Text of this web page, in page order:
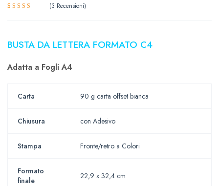
recensioni
3 Recensioni
BUSTA DA LETTERA FORMATO C4
Adatta a Fogli A4
Carta 90 g carta offset bianca
Chiusura con Adesivo
Stampa Fronte/retro a Colori
Formato
finale
22,9 x 32,4 cm